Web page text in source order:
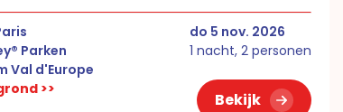
Parken
Val d'Europe
do 5 nov. 2026
1 nacht, 2 personen
>>
Bekijk